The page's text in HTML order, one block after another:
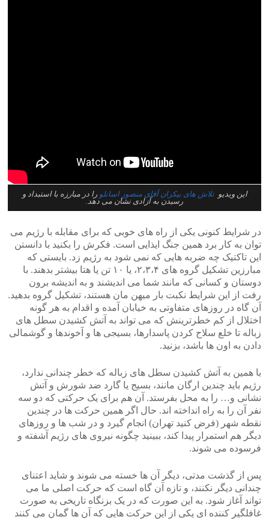
این ویدیوتلاش های بیکران آقای منصور اسانلو را در مبارزه با استبداد و
رسیدن به آزادی نشان می دهد.
در شرایط کنونی یکی از راه های خوبی که برای مقابله با رژیم می
توان به کار برد همین جنگ ایذایی است. فکرش را بکنید با دانستن
این تاکتیک چه ضربه هایی که نمی شود به رژیم زد. بایستی که
مبارزین تشکیل گروه های ۲،۳،۴، یا ۱۰ تن یا هتا بیشتر بدهند. با
دوستان و کسانی که مانند شما می اندیشند و به اندیشه برون
رفت از این شرایط نکبت بار میهن مان هستند، تشکیل گروه بدهید.
آن گاه در روزهای متفاوتی به خیابان آمده و اقدام به هر گونه
اختلال از کم خطرترینش که می تواند به آتش کشیدن سطل های
زباله تا خلع سلاح کردن پاسدارها، بسیجی ها و آخوندها و گوشمالی
دادن به اون ها باشد، بزنید.
با همین به آتش کشیدن سطل های زباله که خطر چندانی ندارد،
رژیم باید چندین ارگان مانند، بسیج یا گارد ضد شورش و آتش
نشانی و… را به محل بفرستد. آن هم برای یک حرکتی که دو سه
نفر آن را به راه انداخته اند. حال اگر همین حرکت ها در چندین
نقطه شهر (فرض کنید تهران) انجام گیرد و در شب ها و روزهای
دیگر هم استمرار پیدا کند، ببینید چگونه نیروی های رژیم آشفته و
فرسوده می شوند.
پس از گذشت مدتی، دیگر آن ها خسته می شوند و شاید اعتنای
چندانی دیگر نکنند، و تازه آن گاه است که حرکت اصلی ما می
تواند آغاز شود. به این صورت که در یک بزنگاه تاریخی به صورت
غافلگیر کننده ای یکی از این حرکت هایی که آن ها گمان می کنند